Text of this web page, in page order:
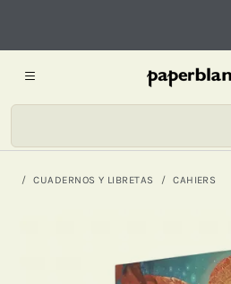
CUADERNOS Y LIBRETAS CAHIERS